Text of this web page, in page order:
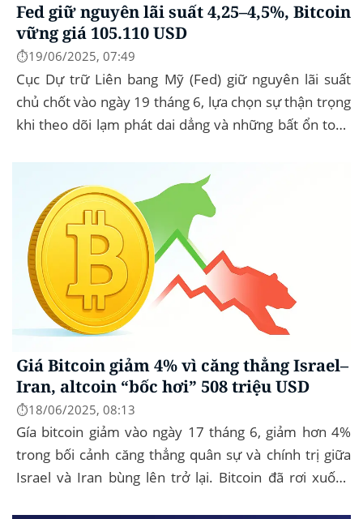
Fed giữ nguyên lãi suất 4,25–4,5%, Bitcoin
vững giá 105.110 USD
⏱️19/06/2025, 07:49
Cục Dự trữ Liên bang Mỹ (Fed) giữ nguyên lãi suất
chủ chốt vào ngày 19 tháng 6, lựa chọn sự thận trọng
khi theo dõi lạm phát dai dẳng và những bất ổn toàn
Giá Bitcoin giảm 4% vì căng thẳng Israel–
Iran, altcoin “bốc hơi” 508 triệu USD
⏱️18/06/2025, 08:13
Gía bitcoin giảm vào ngày 17 tháng 6, giảm hơn 4%
trong bối cảnh căng thẳng quân sự và chính trị giữa
Israel và Iran bùng lên trở lại. Bitcoin đã rơi xuống